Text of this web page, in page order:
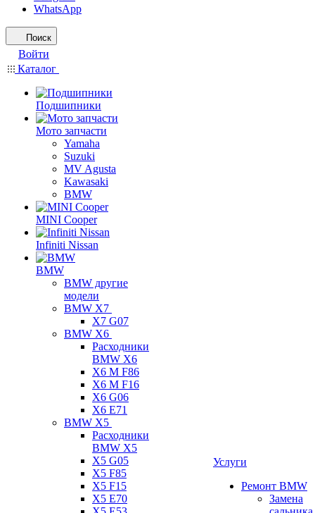
WhatsApp
Поиск
Войти
Каталог
Подшипники
Мото запчасти
Yamaha
Suzuki
MV Agusta
Kawasaki
BMW
MINI Cooper
Infiniti Nissan
BMW
BMW другие
модели
BMW X7
X7 G07
BMW X6
Расходники
BMW X6
X6 M F86
X6 M F16
X6 G06
X6 E71
BMW X5
Расходники
BMW X5
X5 G05
X5 F85
X5 F15
X5 E70
Услуги
Ремонт BMW
Замена